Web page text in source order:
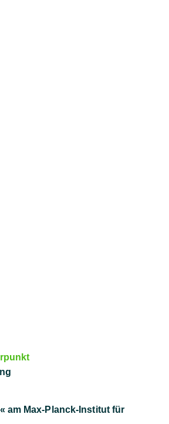
am Max-Planck-Institut für